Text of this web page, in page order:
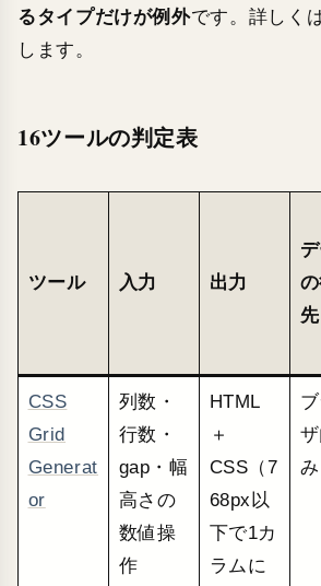
るタイプだけが例外です。詳しく
します。
16ツールの判定表
ツール 入力 出力
先
CSS
Grid
Generat
or
列数・
行数・
gap・幅
高さの
数値操
作
HTML
＋
CSS（7
68px以
下で1カ
ラムに
み